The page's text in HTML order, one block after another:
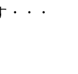
・・・